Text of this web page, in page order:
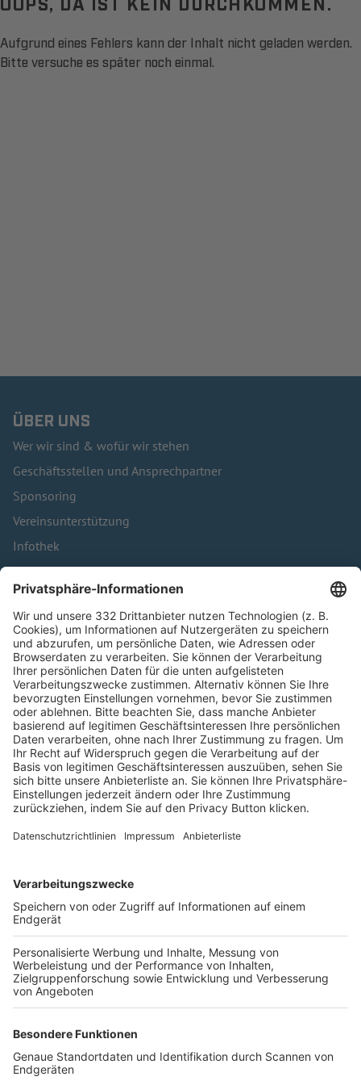
Aufgrund eines Fehlers kann der Inhalt nicht geladen werden.
Bitte versuche es später noch einmal.
ÜBER UNS
Wer wir sind & wofür wir stehen
Geschäftsstellen und Ansprechpartner
Sponsoring
Vereinsunterstützung
Infothek
Kontakt
HÄUFIG BESUCHTE SEITEN
Pässe und Vereinswechsel
Trainerausbildung
Schulungsangebot Vereinsmitarbeiter
BFV-Geschäftsstellen
Trainerbörse
Login SpielPlus
FOLGE DEM BFV
TOP-VEREINE
TOP-PARTNER